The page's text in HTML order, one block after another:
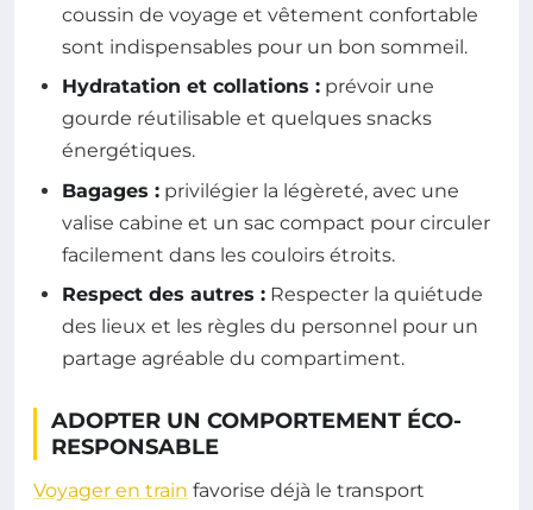
coussin de voyage et vêtement confortable
sont indispensables pour un bon sommeil.
Hydratation et collations : prévoir une
gourde réutilisable et quelques snacks
énergétiques.
Bagages : privilégier la légèreté, avec une
valise cabine et un sac compact pour circuler
facilement dans les couloirs étroits.
Respect des autres : Respecter la quiétude
des lieux et les règles du personnel pour un
partage agréable du compartiment.
ADOPTER UN COMPORTEMENT ÉCO-
RESPONSABLE
Voyager en train favorise déjà le transport